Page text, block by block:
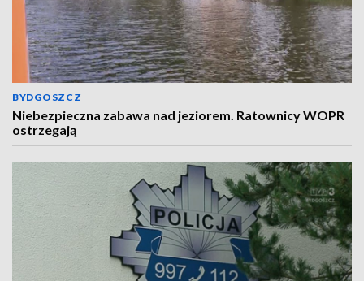
BYDGOSZCZ
Niebezpieczna zabawa nad jeziorem. Ratownicy WOPR
ostrzegają